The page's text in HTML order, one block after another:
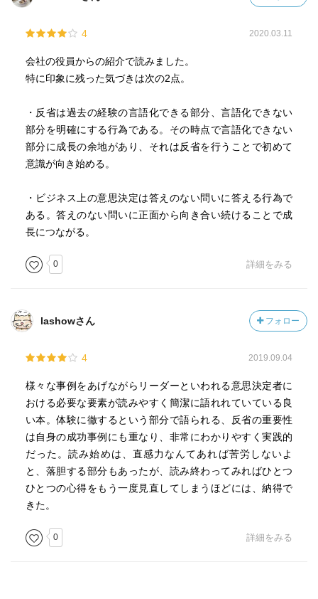
4 2020.03.11
会社の役員からの紹介で読みました。
特に印象に残った気づきは次の2点。
・反省は過去の経験の言語化できる部分、言語化できない
部分を明確にする行為である。その時点で言語化できない
部分に成長の余地があり、それは反省を行うことで初めて
意識が向き始める。
・ビジネス上の意思決定は答えのない問いに答える行為で
ある。答えのない問いに正面から向き合い続けることで成
長につながる。
0 詳細をみる
lashowさん フォロー
4 2019.09.04
様々な事例をあげながらリーダーといわれる意思決定者に
おける必要な要素が読みやすく簡潔に語れれていている良
い本。体験に徹するという部分で語られる、反省の重要性
は自身の成功事例にも重なり、非常にわかりやすく実践的
だった。読み始めは、直感力なんてあれば苦労しないよ
と、落胆する部分もあったが、読み終わってみればひとつ
ひとつの心得をもう一度見直してしまうほどには、納得で
きた。
0 詳細をみる